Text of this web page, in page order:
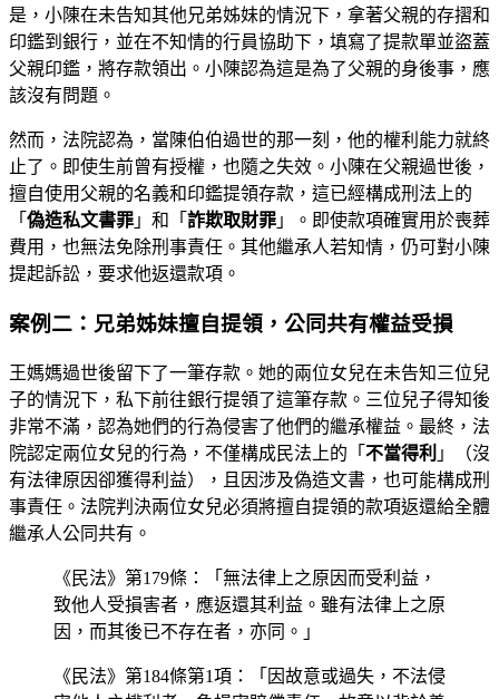
是，小陳在未告知其他兄弟姊妹的情況下，拿著父親的存摺和
印鑑到銀行，並在不知情的行員協助下，填寫了提款單並盜蓋
父親印鑑，將存款領出。小陳認為這是為了父親的身後事，應
該沒有問題。
然而，法院認為，當陳伯伯過世的那一刻，他的權利能力就終
止了。即使生前曾有授權，也隨之失效。小陳在父親過世後，
擅自使用父親的名義和印鑑提領存款，這已經構成刑法上的
「 偽造私文書罪 」和「 詐欺取財罪 」。即使款項確實用於喪葬
費用，也無法免除刑事責任。其他繼承人若知情，仍可對小陳
提起訴訟，要求他返還款項。
案例二：兄弟姊妹擅自提領，公同共有權益受損
王媽媽過世後留下了一筆存款。她的兩位女兒在未告知三位兒
子的情況下，私下前往銀行提領了這筆存款。三位兒子得知後
非常不滿，認為她們的行為侵害了他們的繼承權益。最終，法
院認定兩位女兒的行為，不僅構成民法上的「 不當得利 」（沒
有法律原因卻獲得利益），且因涉及偽造文書，也可能構成刑
事責任。法院判決兩位女兒必須將擅自提領的款項返還給全體
繼承人公同共有。
《民法》第179條：「無法律上之原因而受利益，
致他人受損害者，應返還其利益。雖有法律上之原
因，而其後已不存在者，亦同。」
《民法》第184條第1項：「因故意或過失，不法侵